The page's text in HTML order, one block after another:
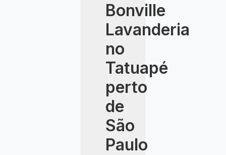
Bonville
Lavanderia
no
Tatuapé
perto
de
São
Paulo